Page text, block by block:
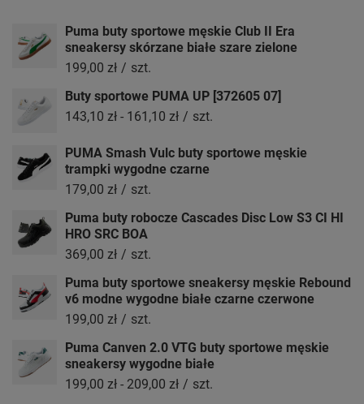
Puma buty sportowe męskie Club II Era
sneakersy skórzane białe szare zielone
199,00 zł / szt.
Buty sportowe PUMA UP [372605 07]
143,10 zł - 161,10 zł / szt.
PUMA Smash Vulc buty sportowe męskie
trampki wygodne czarne
179,00 zł / szt.
Puma buty robocze Cascades Disc Low S3 CI HI
HRO SRC BOA
369,00 zł / szt.
Puma buty sportowe sneakersy męskie Rebound
v6 modne wygodne białe czarne czerwone
199,00 zł / szt.
Puma Canven 2.0 VTG buty sportowe męskie
sneakersy wygodne białe
199,00 zł - 209,00 zł / szt.